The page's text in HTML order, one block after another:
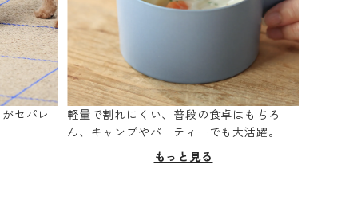
セパレ
軽量で割れにくい、普段の食卓はもちろ
ん、キャンプやパーティーでも大活躍。
もっと見る